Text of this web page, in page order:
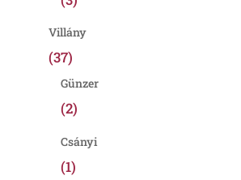
Villány
(37)
Günzer
(2)
Csányi
(1)